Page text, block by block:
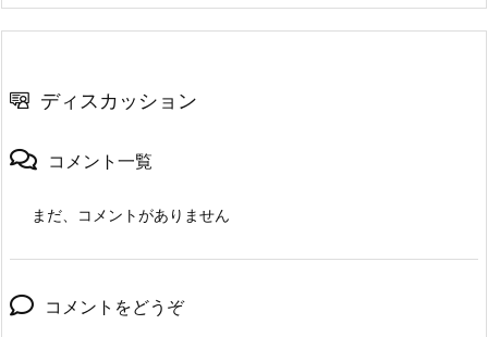
ディスカッション
コメント一覧
まだ、コメントがありません
コメントをどうぞ